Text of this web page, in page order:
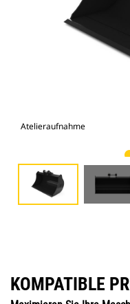
Atelieraufnahme
KOMPATIBLE